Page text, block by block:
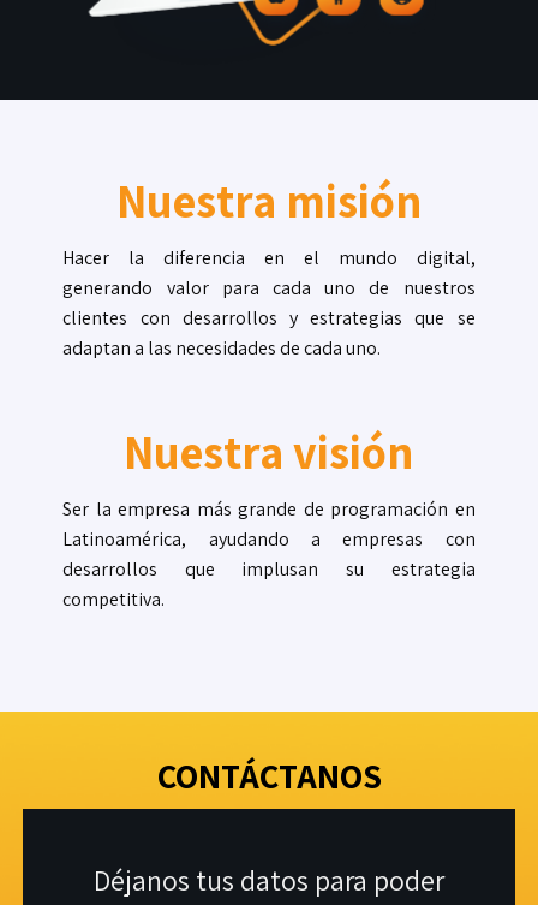
Nuestra misión
Hacer la diferencia en el mundo digital,
generando valor para cada uno de nuestros
clientes con desarrollos y estrategias que se
adaptan a las necesidades de cada uno.
Nuestra visión
Ser la empresa más grande de programación en
Latinoamérica, ayudando a empresas con
desarrollos que implusan su estrategia
competitiva.
CONTÁCTANOS
Déjanos tus datos para poder